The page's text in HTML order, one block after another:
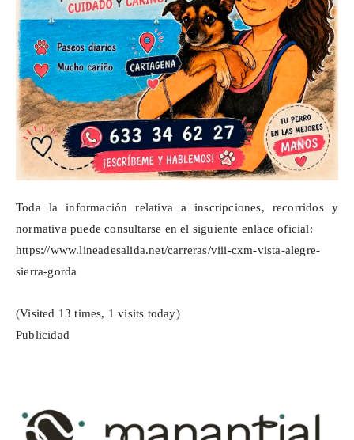
Toda la información relativa a inscripciones, recorridos y
normativa puede consultarse en el siguiente enlace oficial:
https://www.lineadesalida.net/carreras/viii-cxm-vista-alegre-
sierra-gorda
(Visited 13 times, 1 visits today)
Publicidad